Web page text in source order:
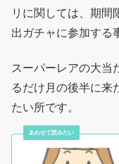
リに関しては、期間
出ガチャに参加する
スーパーレアの大当
るだけ月の後半に来
たい所です。